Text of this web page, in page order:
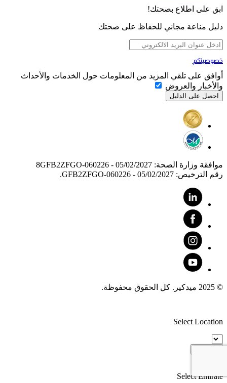
ابق على اطلاع بصحتك!
دليل مناعة مجاني للحفاظ على صحتك
خصوصيتكم
أوافق على تلقي المزيد من المعلومات حول الخدمات والأحداث
والأخبار والعروض
موافقة وزارة الصحة: 8GFB2ZFGO-060226 - 05/02/2027
رقم الترخيص: GFB2ZFGO-060226 - 05/02/2027.
© 2025 ميدكير. كل الحقوق محفوظة.
Select Location
Select Emirate